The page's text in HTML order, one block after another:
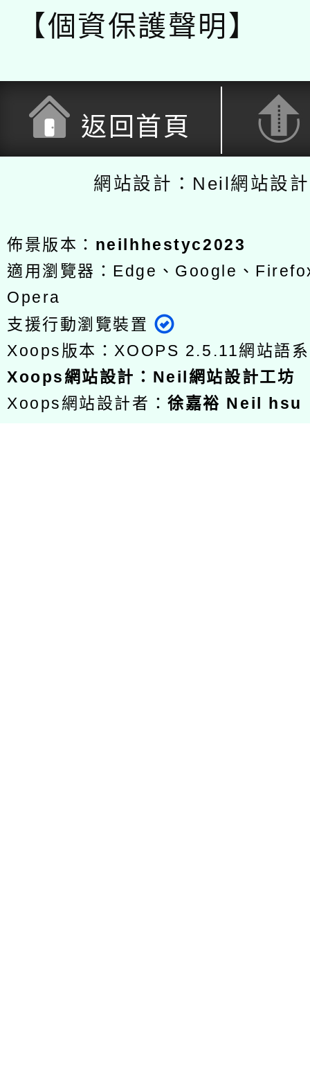
【個資保護聲明】
返回首頁
網站設計：Neil網站設
佈景版本： neilhhestyc2023
適用瀏覽器：Edge、Google、
Opera
支援行動瀏覽裝置
Xoops版本： XOOPS 2.5.11網站語
Xoops網站設計 ： Neil網站設計工坊
Xoops網站設計者：徐嘉裕 Neil hsu